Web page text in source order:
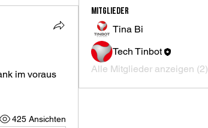
im voraus
425 Ansichten
Mitglieder
Tina Bi
Tech Tinbot
Alle Mitglieder anzeigen (2)